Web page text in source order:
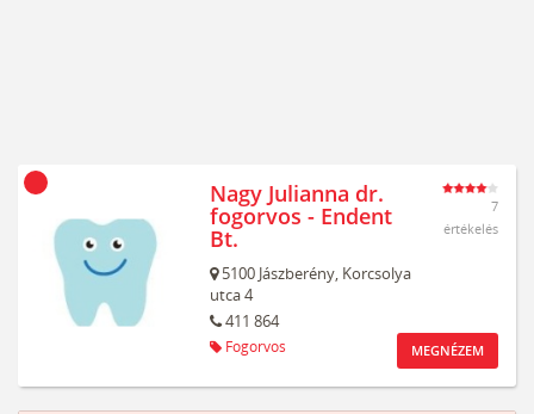
Nagy Julianna dr.
fogorvos - Endent
Bt.
5100 Jászberény, Korcsolya
utca 4
411 864
Fogorvos
7
értékelés
MEGNÉZEM